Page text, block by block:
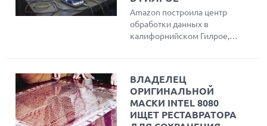
Amazon построила центр
обработки данных в
калифорнийском Гилрое,
возможности
проголосовать против
проекта. Мэр города
оправдывает решение
ВЛАДЕЛЕЦ
ОРИГИНАЛЬНОЙ
МАСКИ INTEL 8080
ИЩЕТ РЕСТАВРАТОРА